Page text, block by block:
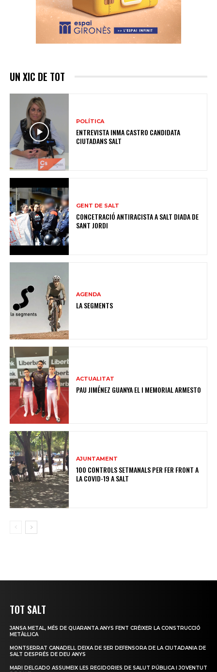
UN XIC DE TOT
POLÍTICA
ENTREVISTA INMA CASTRO CANDIDATA
CIUTADANS SALT
GENT DE SALT
CONCETRACIÓ ANTIRACISTA A SALT DIADA DE
SANT JORDI
AGENDA
LA SEGMENTS
ACTUALITAT
PAU JIMÉNEZ GUANYA EL I MEMORIAL ARMESTO
AJUNTAMENT
100 CONTROLS SETMANALS PER FER FRONT A
LA COVID-19 A SALT
TOT SALT
JANSA METAL, MÉS DE QUARANTA ANYS FENT CRÉIXER LA CONSTRUCCIÓ
METÀL·LICA
MONTSERRAT CANADELL DEIXA DE SER DEFENSORA DE LA CIUTADANIA DE
SALT DESPRÉS DE DEU ANYS
MARI DELGADO ASSUMEIX LES REGIDORIES DE SALUT PÚBLICA I JOVENTUT